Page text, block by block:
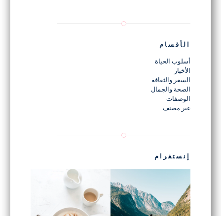
الأقسام
أسلوب الحياة
الأخبار
السفر والثقافة
الصحة والجمال
الوصفات
غير مصنف
إنستغرام